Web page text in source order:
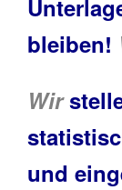
bleiben!
Wir
und